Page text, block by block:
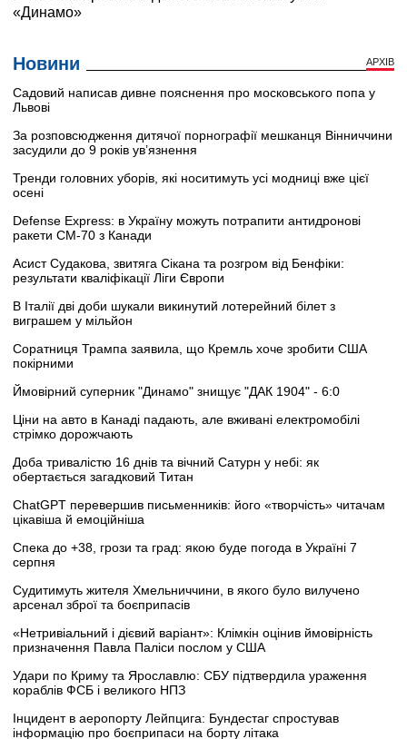
Новини АРХІВ
Садовий написав дивне пояснення про московського попа у
Львові
За розповсюдження дитячої порнографії мешканця Вінниччини
засудили до 9 років ув’язнення
Тренди головних уборів, які носитимуть усі модниці вже цієї
осені
Defense Express: в Україну можуть потрапити антидронові
ракети CM-70 з Канади
Асист Судакова, звитяга Сікана та розгром від Бенфіки:
результати кваліфікації Ліги Європи
В Італії дві доби шукали викинутий лотерейний білет з
виграшем у мільйон
Соратниця Трампа заявила, що Кремль хоче зробити США
покірними
Ймовірний суперник "Динамо" знищує "ДАК 1904" - 6:0
Ціни на авто в Канаді падають, але вживані електромобілі
стрімко дорожчають
Доба тривалістю 16 днів та вічний Сатурн у небі: як
обертається загадковий Титан
ChatGPT перевершив письменників: його «творчість» читачам
цікавіша й емоційніша
Спека до +38, грози та град: якою буде погода в Україні 7
серпня
Судитимуть жителя Хмельниччини, в якого було вилучено
арсенал зброї та боєприпасів
«Нетривіальний і дієвий варіант»: Клімкін оцінив ймовірність
призначення Павла Паліси послом у США
Удари по Криму та Ярославлю: СБУ підтвердила ураження
кораблів ФСБ і великого НПЗ
Інцидент в аеропорту Лейпцига: Бундестаг спростував
інформацію про боєприпаси на борту літака